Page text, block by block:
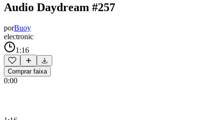
Audio Daydream #257
porBuoy
electronic
1:16
Comprar faixa
0:00